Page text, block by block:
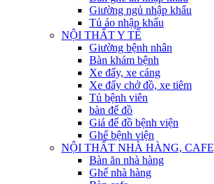
Giường ngủ nhập khẩu
Tủ áo nhập khẩu
NỘI THẤT Y TẾ
Giường bệnh nhân
Bàn khám bệnh
Xe đẩy, xe cáng
Xe đẩy chở đồ, xe tiêm
Tủ bệnh viên
bàn để đồ
Giá để đồ bệnh viện
Ghế bệnh viện
NỘI THẤT NHÀ HÀNG,
Bàn ăn nhà hàng
Ghế nhà hàng